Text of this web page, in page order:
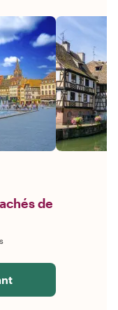
de